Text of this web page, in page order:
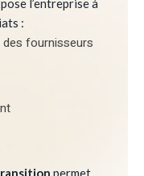
l’entreprise à
:
des fournisseurs
permet